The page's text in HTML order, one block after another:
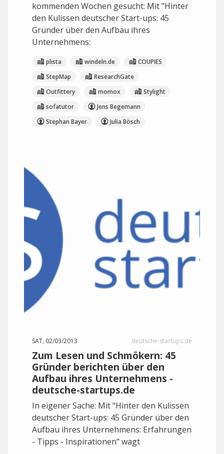
kommenden Wochen gesucht: Mit "Hinter
den Kulissen deutscher Start-ups: 45
Gründer über den Aufbau ihres
Unternehmens:
plista windeln.de
COUPIES
StepMap
ResearchGate
Outfittery
momox
Stylight
sofatutor
Jens Begemann
Stephan Bayer
Julia Bösch
SAT, 02/03/2013 deutsche-startups.de
Zum Lesen und Schmökern: 45
Gründer berichten über den
Aufbau ihres Unternehmens -
deutsche-startups.de
In eigener Sache: Mit "Hinter den Kulissen
deutscher Start-ups: 45 Gründer über den
Aufbau ihres Unternehmens: Erfahrungen
- Tipps - Inspirationen" wagt